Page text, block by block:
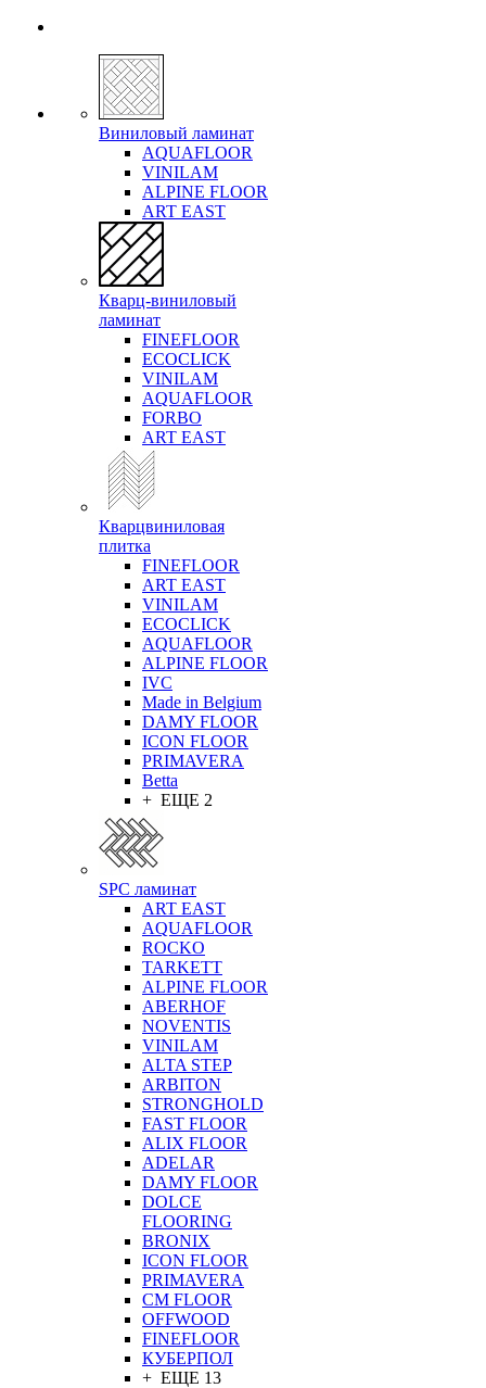
Виниловый ламинат
AQUAFLOOR
VINILAM
ALPINE FLOOR
ART EAST
Кварц-виниловый
ламинат
FINEFLOOR
ECOCLICK
VINILAM
AQUAFLOOR
FORBO
ART EAST
Кварцвиниловая
плитка
FINEFLOOR
ART EAST
VINILAM
ECOCLICK
AQUAFLOOR
ALPINE FLOOR
IVC
Made in Belgium
DAMY FLOOR
ICON FLOOR
PRIMAVERA
Betta
+ ЕЩЕ 2
SPC ламинат
ART EAST
AQUAFLOOR
ROCKO
TARKETT
ALPINE FLOOR
ABERHOF
NOVENTIS
VINILAM
ALTA STEP
ARBITON
STRONGHOLD
FAST FLOOR
ALIX FLOOR
ADELAR
DAMY FLOOR
DOLCE
FLOORING
BRONIX
ICON FLOOR
PRIMAVERA
CM FLOOR
OFFWOOD
FINEFLOOR
КУБЕРПОЛ
+ ЕЩЕ 13